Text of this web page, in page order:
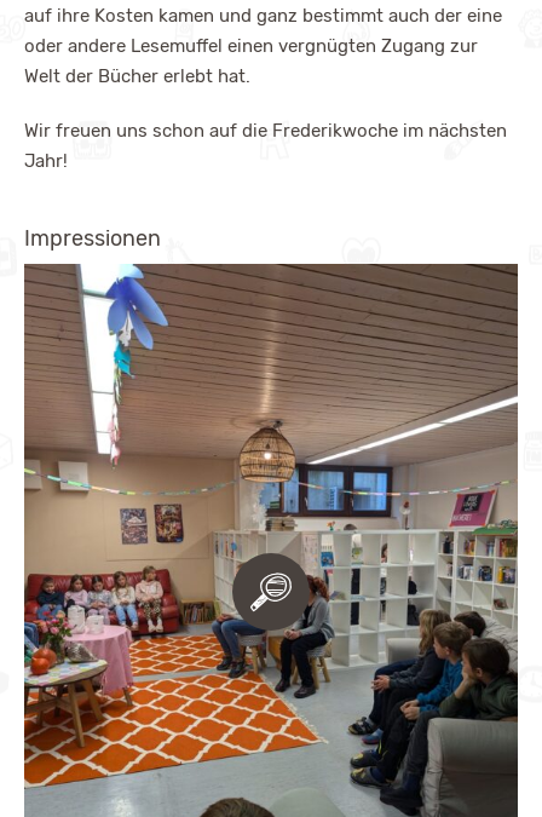
auf ihre Kosten kamen und ganz bestimmt auch der eine
oder andere Lesemuffel einen vergnügten Zugang zur
Welt der Bücher erlebt hat.
Wir freuen uns schon auf die Frederikwoche im nächsten
Jahr!
Impressionen